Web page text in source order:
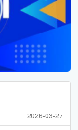
2026-03-27